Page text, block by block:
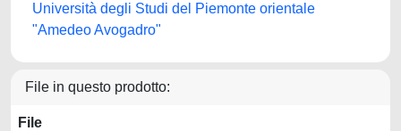
Università degli Studi del Piemonte orientale
"Amedeo Avogadro"
File in questo prodotto:
File